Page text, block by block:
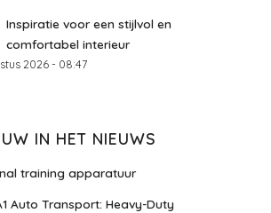
Inspiratie voor een stijlvol en
comfortabel interieur
2026 - 08:47
IN HET NIEUWS
training apparatuur
Auto Transport: Heavy-Duty